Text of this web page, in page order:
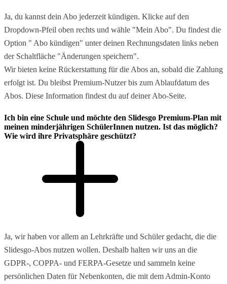
Ja, du kannst dein Abo jederzeit kündigen. Klicke auf den
Dropdown-Pfeil oben rechts und wähle "Mein Abo". Du findest die
Option " Abo kündigen" unter deinen Rechnungsdaten links neben
der Schaltfläche "Änderungen speichern".
Wir bieten keine Rückerstattung für die Abos an, sobald die Zahlung
erfolgt ist. Du bleibst Premium-Nutzer bis zum Ablaufdatum des
Abos. Diese Information findest du auf deiner Abo-Seite.
Ich bin eine Schule und möchte den Slidesgo Premium-Plan mit
meinen minderjährigen SchülerInnen nutzen. Ist das möglich?
Wie wird ihre Privatsphäre geschützt?
Ja, wir haben vor allem an Lehrkräfte und Schüler gedacht, die die
Slidesgo-Abos nutzen wollen. Deshalb halten wir uns an die
GDPR-, COPPA- und FERPA-Gesetze und sammeln keine
persönlichen Daten für Nebenkonten, die mit dem Admin-Konto